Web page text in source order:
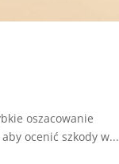
oszacowanie
ocenić szkody w...